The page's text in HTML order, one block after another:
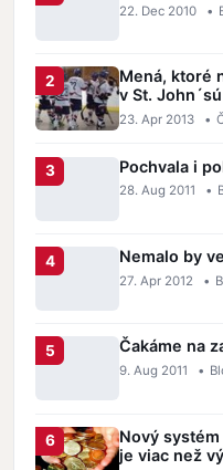
22. Dec 2010 •
Mená, ktoré
v St.
23. Apr 2013 •
Pochvala i
28. Aug 2011 •
Nemalo by
27. Apr 2012 •
Čakáme na
9. Aug 2011 •
Nový
je viac než